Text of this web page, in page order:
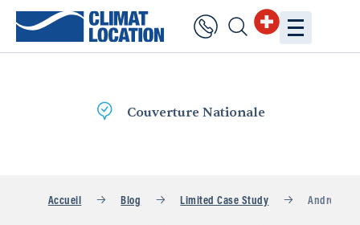
Nationale
Accueil Blog Limited Case Study Andrews